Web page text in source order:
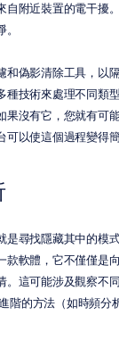
自附近裝置的電干擾
和偽影清除工具，以
種技術來處理不同類
果沒有它，您就有可
可以使這個過程變得
是尋找隱藏其中的模
款軟體，它不僅僅是
。這可能涉及觀察不
階的方法（如時頻分